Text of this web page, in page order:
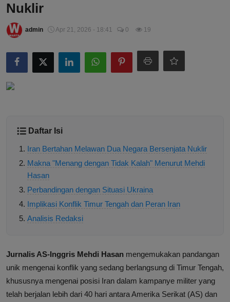
Nuklir
admin Apr 21, 2026 - 18:41 0 19
Daftar Isi
Iran Bertahan Melawan Dua Negara Bersenjata Nuklir
Makna "Menang dengan Tidak Kalah" Menurut Mehdi
Hasan
Perbandingan dengan Situasi Ukraina
Implikasi Konflik Timur Tengah dan Peran Iran
Analisis Redaksi
Jurnalis AS-Inggris Mehdi Hasan mengemukakan pandangan
unik mengenai konflik yang sedang berlangsung di Timur Tengah,
khususnya mengenai posisi Iran dalam kampanye militer yang
telah berjalan lebih dari 40 hari antara Amerika Serikat (AS) dan